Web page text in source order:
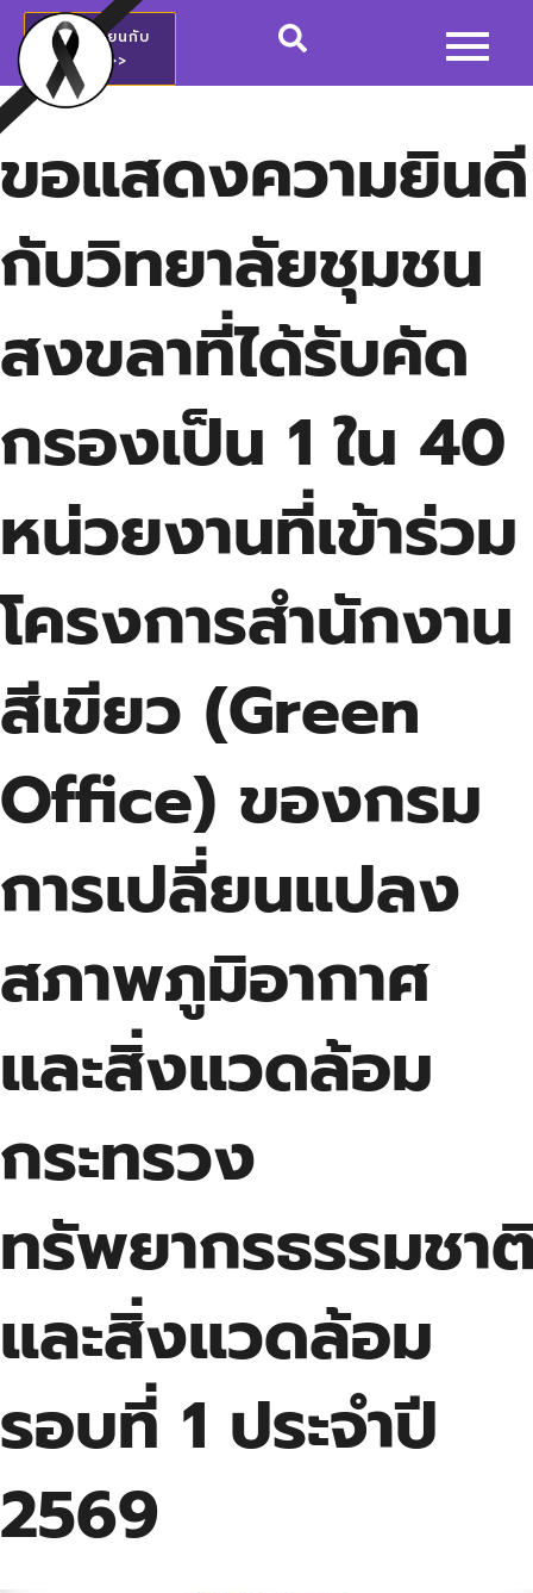
สมัครเรียนกับ
วชช.>>
ขอแสดงความยินดี
กับวิทยาลัยชุมชน
สงขลาที่ได้รับคัด
กรองเป็น 1 ใน 40
หน่วยงานที่เข้าร่วม
โครงการสำนักงาน
สีเขียว (Green
Office) ของกรม
การเปลี่ยนแปลง
สภาพภูมิอากาศ
และสิ่งแวดล้อม
กระทรวง
ทรัพยากรธรรมชา
และสิ่งแวดล้อม
รอบที่ 1 ประจำปี
2569